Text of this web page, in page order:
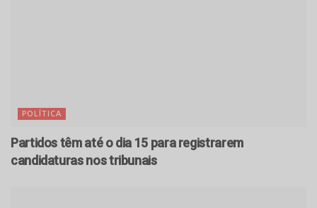
POLÍTICA
Partidos têm até o dia 15 para registrarem
candidaturas nos tribunais